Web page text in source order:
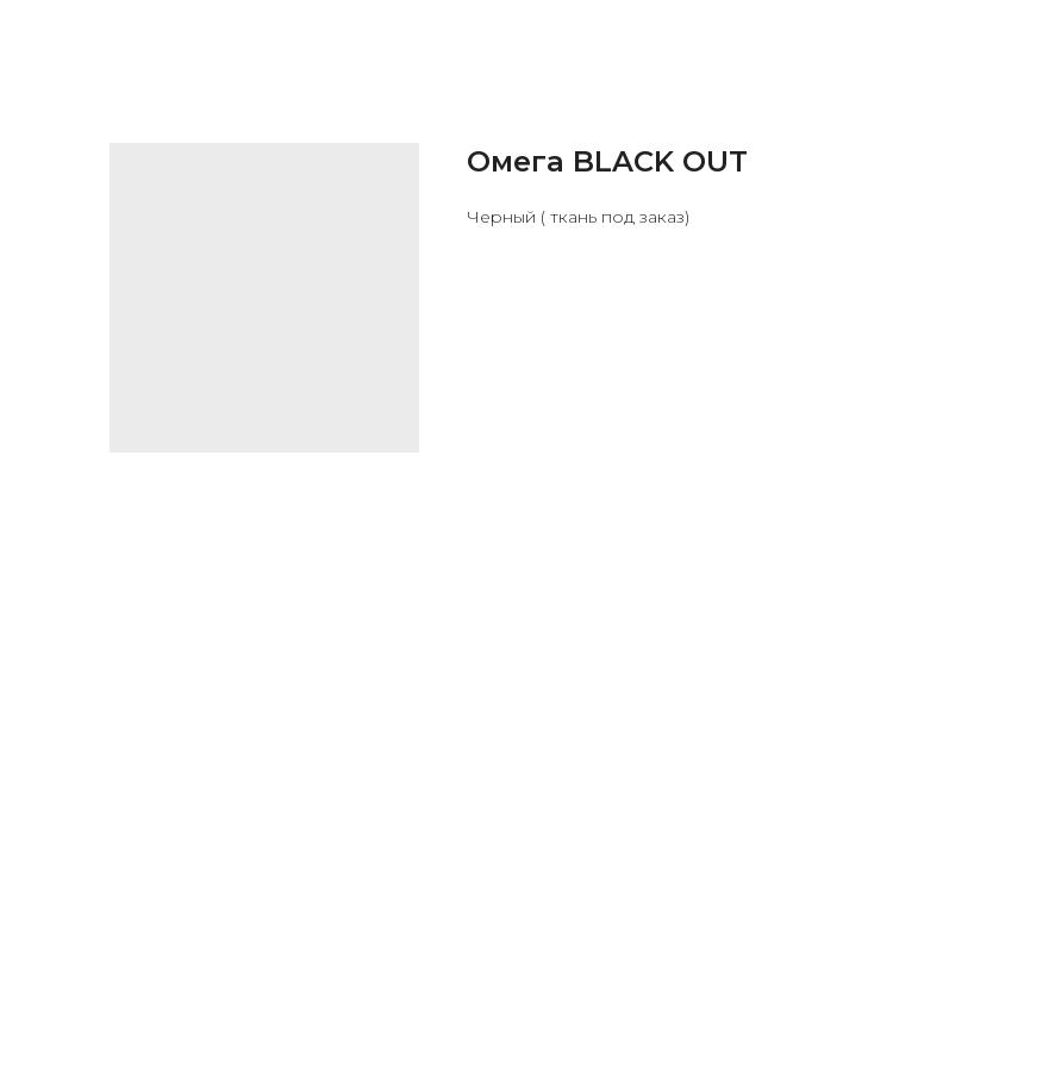
Омега BLACK OUT
Черный ( ткань под заказ)